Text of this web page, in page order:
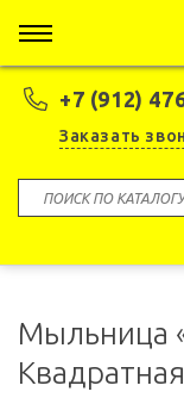
+7 (912)
Заказать
Мыльница